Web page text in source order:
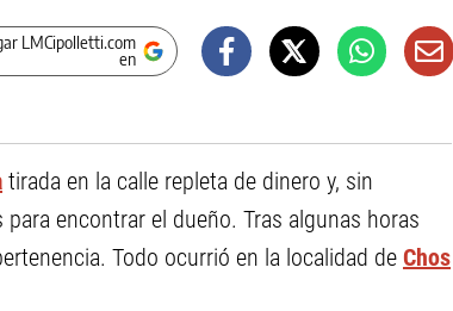
LMCipolletti.com
en
tirada en la calle repleta de dinero y, sin
encontrar el dueño. Tras algunas horas
Todo ocurrió en la localidad de Chos